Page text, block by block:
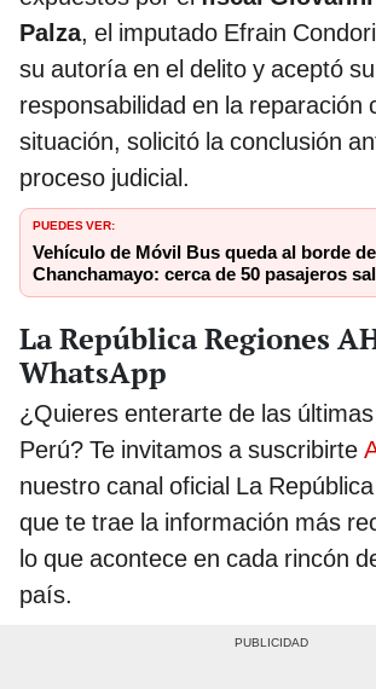
Palza, el imputado Efrain
su autoría en el delito y aceptó su
responsabilidad en la reparación
situación, solicitó la conclusión
proceso judicial.
PUEDES VER:
Vehículo de Móvil Bus queda al borde
Chanchamayo: cerca de 50 pasajeros
La República Regiones
WhatsApp
¿Quieres enterarte de las
Perú? Te invitamos a suscribirte
nuestro canal oficial La
que te trae la información más
lo que acontece en cada rincón
país.